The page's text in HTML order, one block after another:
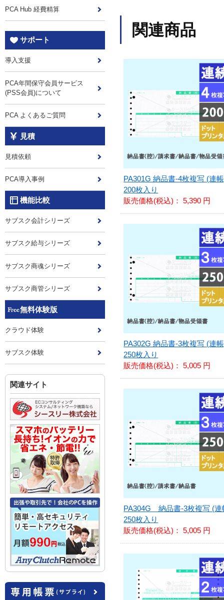
PCA Hub 経費精算
サポート
導入支援
PCA年間保守会員サービス
(PSS会員)について
PCA よくあるご質問
見積
見積依頼
PCA導入事例
機能比較
サブスク会計シリーズ
サブスク給与シリーズ
サブスク商魂シリーズ
サブスク商管シリーズ
無料体験版
クラウド体験
サブスク体験
関連サイト
関連商品
PA301G 納品書-4枚複写 (連
200枚入り
販売価格(税込)：5,390 円
PA302G 納品書-3枚複写 (連
250枚入り
販売価格(税込)：5,005 円
PA304G 納品書-3枚複写 (連
250枚入り
販売価格(税込)：5,005 円